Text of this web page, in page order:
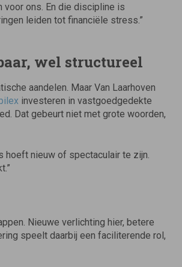
voor ons. En die discipline is
leiden tot financiële stress.”
wel structureel
aandelen. Maar Van Laarhoven
investeren in vastgoedgedekte
Dat gebeurt niet met grote woorden,
hoeft nieuw of spectaculair te zijn.
Nieuwe verlichting hier, betere
speelt daarbij een faciliterende rol,